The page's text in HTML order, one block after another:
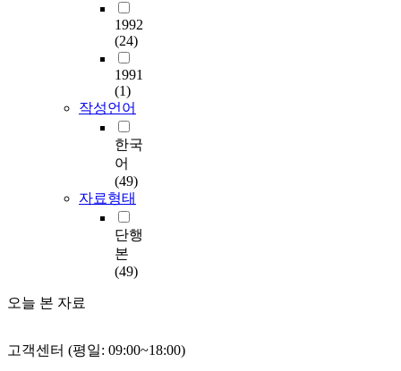
1992
(24)
1991
(1)
작성언어
한국
어
(49)
자료형태
단행
본
(49)
오늘 본 자료
고객센터 (평일: 09:00~18:00)